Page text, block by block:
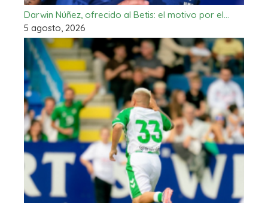
Darwin Núñez, ofrecido al Betis: el motivo por el…
5 agosto, 2026